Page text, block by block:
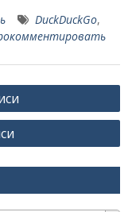
DuckDuckGo,